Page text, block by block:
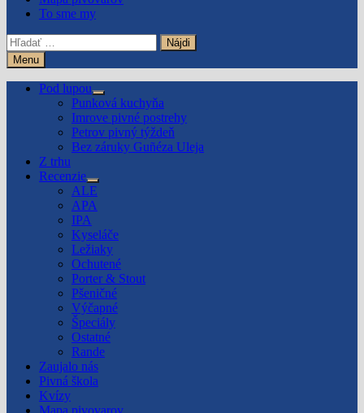
To sme my
Hľadať:
Menu
Pod lupou
Show
sub
menu
Punková kuchyňa
Imrove pivné postrehy
Petrov pivný týždeň
Bez záruky Guñéza Uleja
Z trhu
Recenzie
Show
sub
menu
ALE
APA
IPA
Kyseláče
Ležiaky
Ochutené
Porter & Stout
Pšeničné
Výčapné
Špeciály
Ostatné
Rande
Zaujalo nás
Pivná škola
Kvízy
Mapa pivovarov